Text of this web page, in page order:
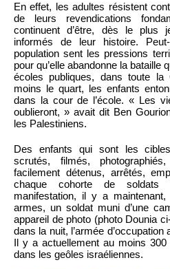
En effet, les adultes résistent
de leurs revendications
continuent d’être, dès le plus
informés de leur histoire.
population sent les pressions
pour qu’elle abandonne la bataille
écoles publiques, dans toute la
moins le quart, les enfants
dans la cour de l’école. « Les
oublieront, » avait dit Ben
les Palestiniens.
Des enfants qui sont les
scrutés, filmés,
facilement détenus, arrêtés,
chaque cohorte de
manifestation, il y a
armes, un soldat muni d’une
appareil de photo (photo Dounia
dans la nuit, l’armée
Il y a actuellement au moins
dans les geôles israéliennes.